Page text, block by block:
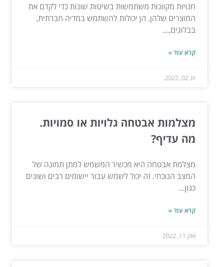
חנויות מקוונות משתמשות בשיטות שונות כדי לקדם את
המוצרים שלהן. הן יכולות להשתמש במדיה חברתית,
בבלוגים,...
קרא עוד »
יונ 02, 2022
מצלמות אבטחה גלויות או סמויות.
מה עדיף?
מצלמת אבטחה היא מכשיר המשמש למתן תמונה של
המצב הנוכחי. זה יכול לשמש עבור יישומים רבים ושונים
כגון...
קרא עוד »
אוק 11, 2022